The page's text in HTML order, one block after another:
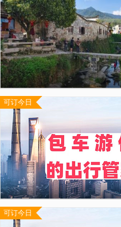
模
块,
按
下
Tab
键
浏
览
信
江村 千年仁里
查济古建筑群-旭阳堂
三清山东部(金沙)索道
上饶本地玩乐 月亮湾
上饶云谷田园生态小镇
可订今日
可订今日